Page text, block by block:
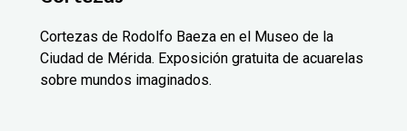
Cortezas de Rodolfo Baeza en el Museo de la
Ciudad de Mérida. Exposición gratuita de acuarelas
sobre mundos imaginados.